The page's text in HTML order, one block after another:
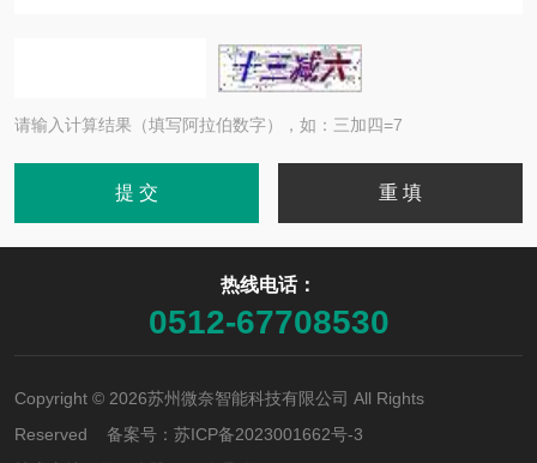
请输入计算结果（填写阿拉伯数字），如：三加四=7
热线电话：
0512-67708530
Copyright © 2026苏州微奈智能科技有限公司 All Rights
Reserved 备案号： 苏ICP备2023001662号-3